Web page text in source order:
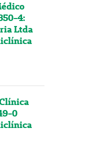
4:
Ltda
0